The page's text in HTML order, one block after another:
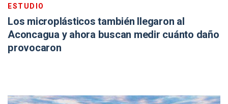
ESTUDIO
Los microplásticos también llegaron al
Aconcagua y ahora buscan medir cuánto daño
provocaron